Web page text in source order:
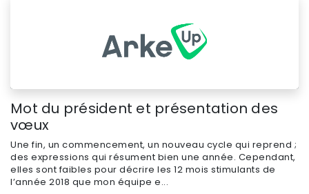
Mot du président et présentation des
vœux
Une fin, un commencement, un nouveau cycle qui reprend ;
des expressions qui résument bien une année. Cependant,
elles sont faibles pour décrire les 12 mois stimulants de
l’année 2018 que mon équipe e...